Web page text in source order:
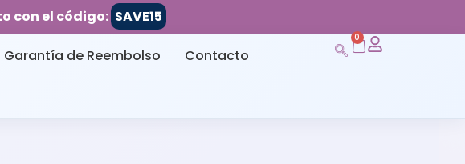
con el código: SAVE15
Garantía de Reembolso Contacto
0